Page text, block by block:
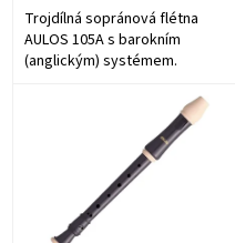
Trojdílná sopránová flétna
AULOS 105A s barokním
(anglickým) systémem.